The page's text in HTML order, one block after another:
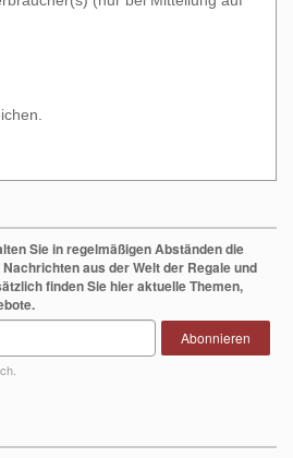
Sie in regelmäßigen Abständen die
aus der Welt der Regale und
finden Sie hier aktuelle Themen,
Abonnieren